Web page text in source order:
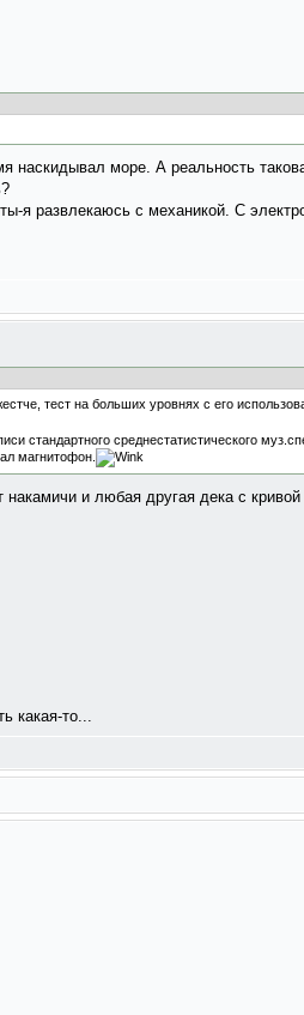
море. А реальность
я развлекаюсь с механикой. С
тест на больших уровнях с его
стандартного среднестатистического
магнитофон.
накамичи и любая другая дека с
какая-то...